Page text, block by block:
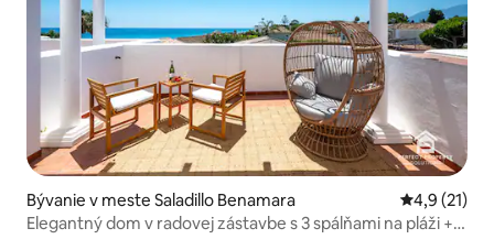
Bývanie v meste Saladillo Benamara Priemerné
4,9 (21)
Elegantný dom v radovej zástavbe s 3 spálňami na pláži +